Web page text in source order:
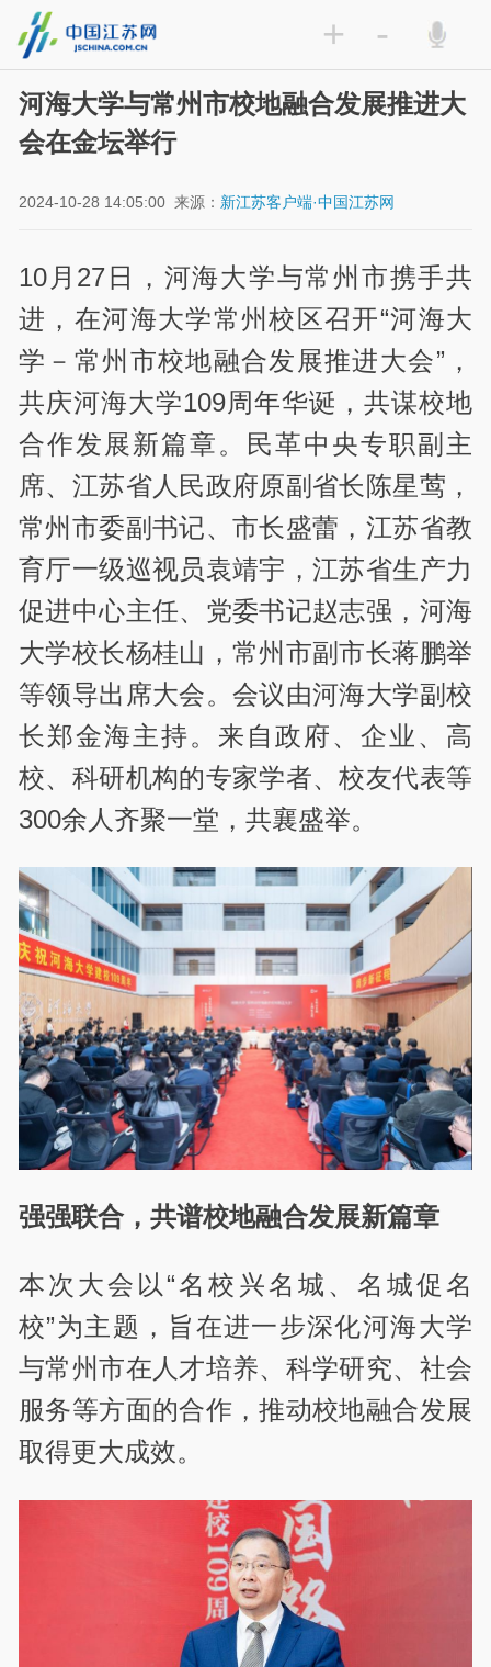
+ -
河海大学与常州市校地融合发展推进大
会在金坛举行
2024-10-28 14:05:00 来源： 新江苏客户端·中国江苏网
10月27日，河海大学与常州市携手共
进，在河海大学常州校区召开“河海大
学－常州市校地融合发展推进大会”，
共庆河海大学109周年华诞，共谋校地
合作发展新篇章。民革中央专职副主
席、江苏省人民政府原副省长陈星莺，
常州市委副书记、市长盛蕾，江苏省教
育厅一级巡视员袁靖宇，江苏省生产力
促进中心主任、党委书记赵志强，河海
大学校长杨桂山，常州市副市长蒋鹏举
等领导出席大会。会议由河海大学副校
长郑金海主持。来自政府、企业、高
校、科研机构的专家学者、校友代表等
300余人齐聚一堂，共襄盛举。
强强联合，共谱校地融合发展新篇章
本次大会以“名校兴名城、名城促名
校”为主题，旨在进一步深化河海大学
与常州市在人才培养、科学研究、社会
服务等方面的合作，推动校地融合发展
取得更大成效。